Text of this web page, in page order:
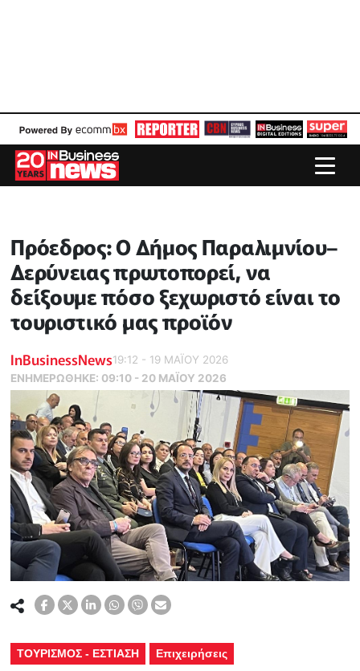
Πρόεδρος: Ο Δήμος Παραλιμνίου–
Δερύνειας πρωτοπορεί, να
δείξουμε πόσο ξεχωριστό είναι το
τουριστικό μας προϊόν
InBusinessNews19:12 - 19 ΜΑΪ́ΟΥ 2026
ΕΝΗΜΕΡΏΘΗΚΕ: 09:10 - 20 ΜΑΪ́ΟΥ 2026
ΤΟΥΡΙΣΜΟΣ - ΕΣΤΙΑΣΗ Επιχειρήσεις